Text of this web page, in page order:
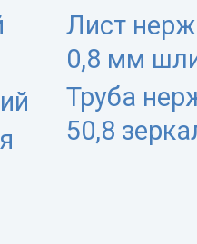
Лист
0,8 мм
Труба
50,8